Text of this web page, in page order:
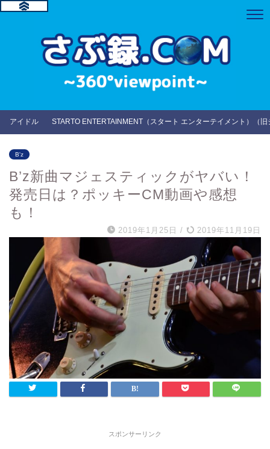
アイドル STARTO ENTERTAINMENT（スタート エンターテイメント）（
B'z
B’z新曲マジェスティックがヤバい！
発売日は？ポッキーCM動画や感想
も！
2019年1月25日 / 2019年11月19日
スポンサーリンク